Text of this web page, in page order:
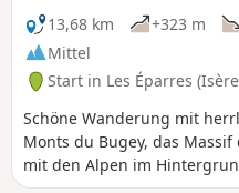
13,68 km
+323 m
Mittel
Start in Les Éparres
Schöne Wanderung mit
Monts du Bugey, das
mit den Alpen im